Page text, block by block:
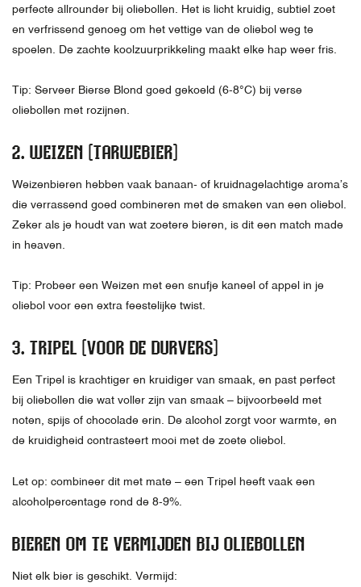
perfecte allrounder bij oliebollen. Het is licht kruidig, subtiel zoet
en verfrissend genoeg om het vettige van de oliebol weg te
spoelen. De zachte koolzuurprikkeling maakt elke hap weer fris.
Tip: Serveer Bierse Blond goed gekoeld (6-8°C) bij verse
oliebollen met rozijnen.
2. WEIZEN (TARWEBIER)
Weizenbieren hebben vaak banaan- of kruidnagelachtige aroma’s
die verrassend goed combineren met de smaken van een oliebol.
Zeker als je houdt van wat zoetere bieren, is dit een match made
in heaven.
Tip: Probeer een Weizen met een snufje kaneel of appel in je
oliebol voor een extra feestelijke twist.
3. TRIPEL (VOOR DE DURVERS)
Een Tripel is krachtiger en kruidiger van smaak, en past perfect
bij oliebollen die wat voller zijn van smaak – bijvoorbeeld met
noten, spijs of chocolade erin. De alcohol zorgt voor warmte, en
de kruidigheid contrasteert mooi met de zoete oliebol.
Let op: combineer dit met mate – een Tripel heeft vaak een
alcoholpercentage rond de 8-9%.
BIEREN OM TE VERMIJDEN BIJ OLIEBOLLEN
Niet elk bier is geschikt. Vermijd: